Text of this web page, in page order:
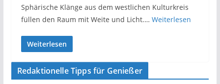
Sphärische Klänge aus dem westlichen Kulturkreis
füllen den Raum mit Weite und Licht.… Weiterlesen
Weiterlesen
Redaktionelle Tipps für Genießer